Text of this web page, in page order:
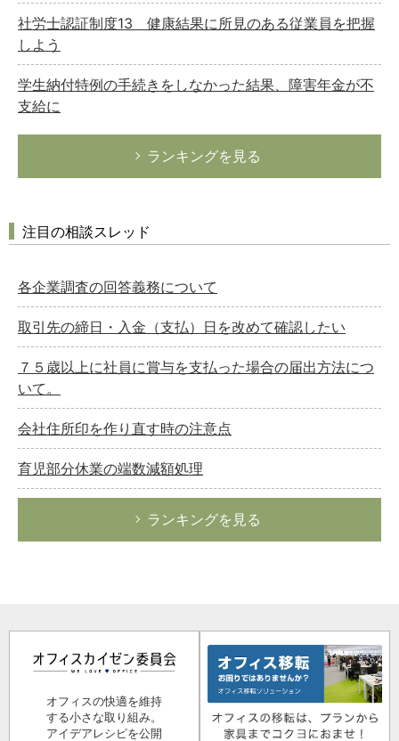
社労士認証制度13 健康結果に所見のある従業員を把握
しよう
学生納付特例の手続きをしなかった結果、障害年金が不
支給に
ランキングを見る
注目の相談スレッド
各企業調査の回答義務について
取引先の締日・入金（支払）日を改めて確認したい
７５歳以上に社員に賞与を支払った場合の届出方法につ
いて。
会社住所印を作り直す時の注意点
育児部分休業の端数減額処理
ランキングを見る
オフィスの快適を維持
する小さな取り組み。
アイデアレシピを公開